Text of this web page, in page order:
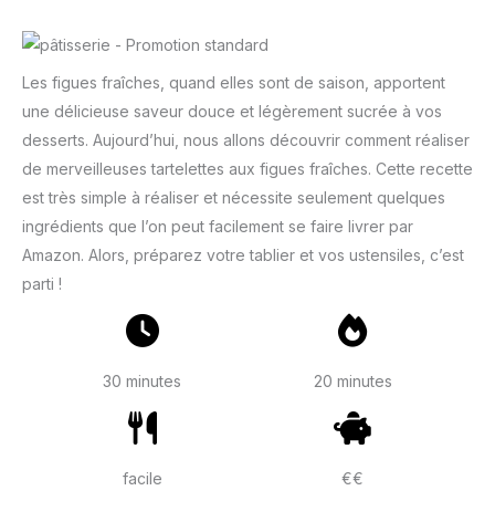
Les figues fraîches, quand elles sont de saison, apportent
une délicieuse saveur douce et légèrement sucrée à vos
desserts. Aujourd’hui, nous allons découvrir comment réaliser
de merveilleuses tartelettes aux figues fraîches. Cette recette
est très simple à réaliser et nécessite seulement quelques
ingrédients que l’on peut facilement se faire livrer par
Amazon. Alors, préparez votre tablier et vos ustensiles, c’est
parti !
30 minutes 20 minutes
facile €€